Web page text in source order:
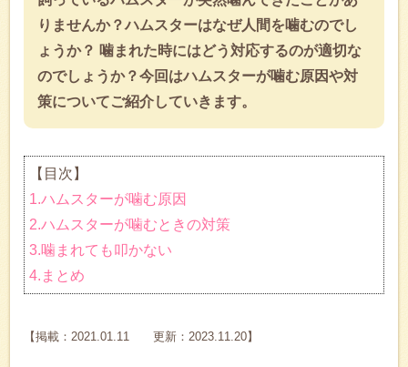
りませんか？ハムスターはなぜ人間を噛むのでし
ょうか？ 噛まれた時にはどう対応するのが適切な
のでしょうか？今回はハムスターが噛む原因や対
策についてご紹介していきます。
【目次】
1.ハムスターが噛む原因
2.ハムスターが噛むときの対策
3.噛まれても叩かない
4.まとめ
【掲載：2021.01.11 更新：2023.11.20】